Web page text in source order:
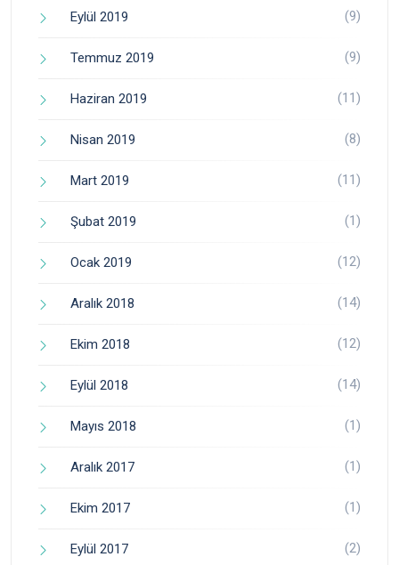
Eylül 2019 (9)
Temmuz 2019 (9)
Haziran 2019 (11)
Nisan 2019 (8)
Mart 2019 (11)
Şubat 2019 (1)
Ocak 2019 (12)
Aralık 2018 (14)
Ekim 2018 (12)
Eylül 2018 (14)
Mayıs 2018 (1)
Aralık 2017 (1)
Ekim 2017 (1)
Eylül 2017 (2)